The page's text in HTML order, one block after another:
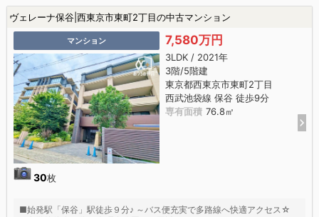
ヴェレーナ保谷|西東京市東町2丁目の中古マンション
マンション
30枚
7,580万円
3LDK / 2021年
3階/5階建
東京都西東京市東町2丁目
西武池袋線 保谷 徒歩9分
専有面積 76.8㎡
■始発駅「保谷」駅徒歩９分♪ ～バス便充実で多路線へ快適アクセス☆